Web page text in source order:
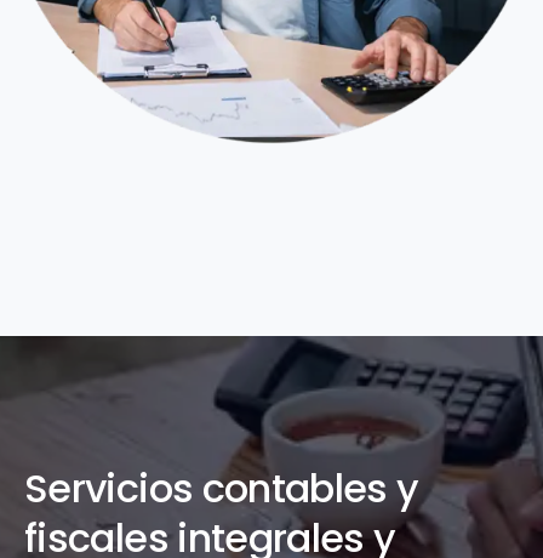
Servicios contables y
fiscales integrales y